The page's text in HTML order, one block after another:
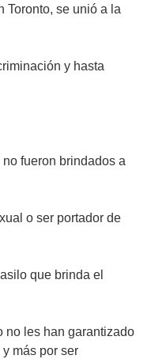
Toronto, se unió a la
y hasta
fueron brindados a
o ser portador de
que brinda el
no les han garantizado
más por ser